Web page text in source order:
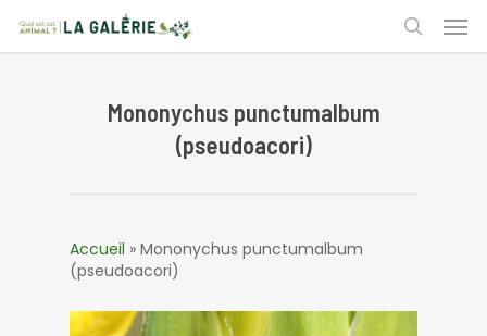
main
search
Mononychus punctumalbum
(pseudoacori)
Accueil » Mononychus punctumalbum
(pseudoacori)